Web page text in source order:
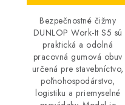
Bezpečnostné čižmy
DUNLOP Work-It S5 sú
praktická a odolná
pracovná gumová obuv
určená pre stavebníctvo,
poľnohospodárstvo,
logistiku a priemyselné